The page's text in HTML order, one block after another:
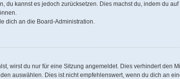
kannst es jedoch zurücksetzen. Dies machst du, indem du
dich an die Board-Administration.
wirst du nur für eine Sitzung angemeldet. Dies verhindert den
auswählen. Dies ist nicht empfehlenswert, wenn du dich an